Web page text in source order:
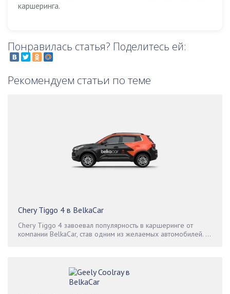
каршеринга.
Понравилась статья? Поделитесь ей:
Рекомендуем статьи по теме
Chery Tiggo 4 в BelkaCar
Chery Tiggo 4 завоевал популярность в каршеринге от
компании BelkaCar, став одним из желаемых автомобилей. ...